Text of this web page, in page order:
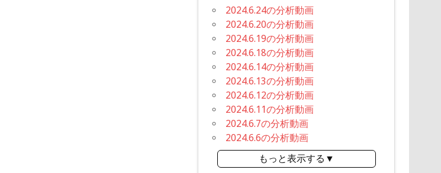
2024.6.24の分析動画
2024.6.20の分析動画
2024.6.19の分析動画
2024.6.18の分析動画
2024.6.14の分析動画
2024.6.13の分析動画
2024.6.12の分析動画
2024.6.11の分析動画
2024.6.7の分析動画
2024.6.6の分析動画
もっと表示する▼